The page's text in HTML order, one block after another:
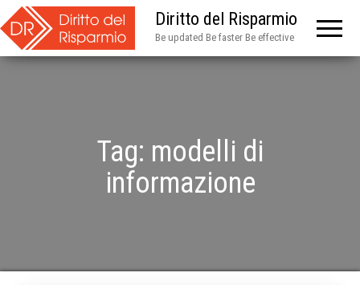
Diritto del Risparmio
Be updated Be faster Be effective
Tag: modelli di
informazione